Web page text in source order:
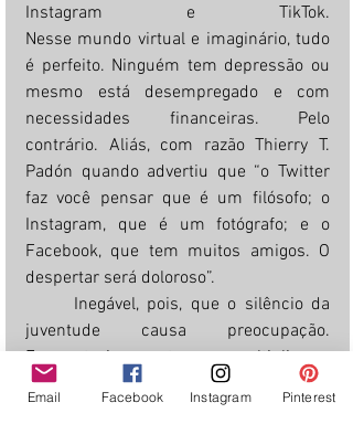
Instagram e TikTok.
Nesse mundo virtual e imaginário, tudo
é perfeito. Ninguém tem depressão ou
mesmo está desempregado e com
necessidades financeiras. Pelo
contrário. Aliás, com razão Thierry T.
Padón quando advertiu que “o Twitter
faz você pensar que é um filósofo; o
Instagram, que é um fotógrafo; e o
Facebook, que tem muitos amigos. O
despertar será doloroso”.
juventude causa preocupação.
Enquanto isso, outra vez, multiplicam-
se ditadores, transgressões ao meio
ambiente, guerras e corrupção.
Email Facebook Instagram Pinterest